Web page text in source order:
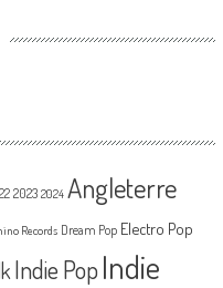
2023 2024 Angleterre
Records Dream Pop Electro Pop
Indie PopIndie